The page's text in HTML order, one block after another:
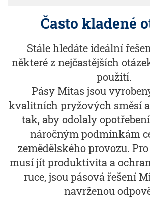
Často kladené
Stále hledáte ideální
některé z nejčastějších
použití.
Pásy Mitas jsou
kvalitních pryžových směsí
tak, aby odolaly
náročným podmínkám
zemědělského provozu.
musí jít produktivita a
ruce, jsou pásová řešení
navrženou